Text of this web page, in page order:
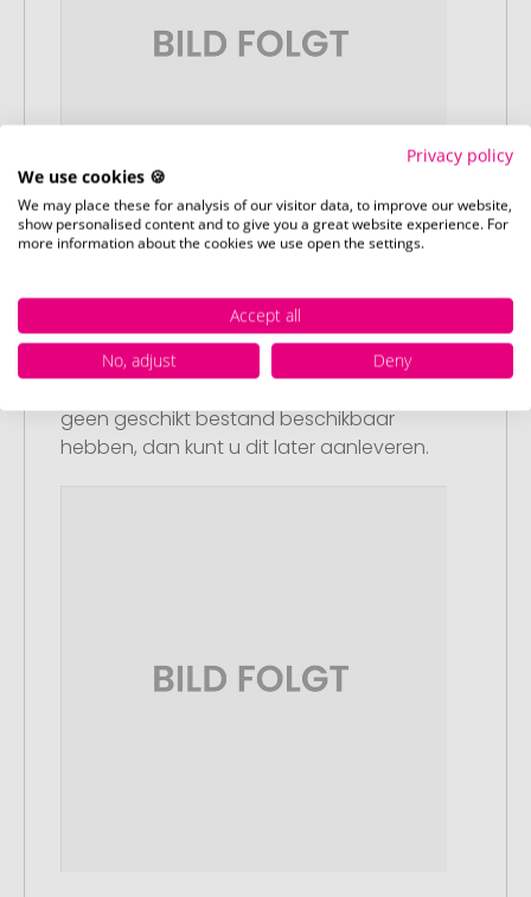
Upload van uw logo of ontwerp
Upload uw logo of ontwerp op onze
afrekenpagina (checkout) en rond uw
geen geschikt bestand beschikbaar
hebben, dan kunt u dit later aanleveren.
Privacy policy
We use cookies 🍪
We may place these for analysis of our visitor data, to improve our website,
show personalised content and to give you a great website experience. For
more information about the cookies we use open the settings.
Accept all
No, adjust
Deny